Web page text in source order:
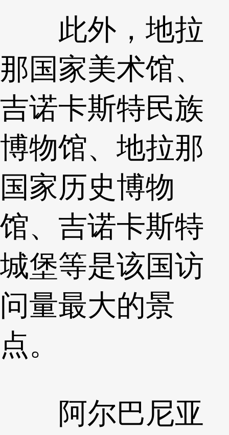
此外，地拉
那国家美术馆、
吉诺卡斯特民族
博物馆、地拉那
国家历史博物
馆、吉诺卡斯特
城堡等是该国访
问量最大的景
点。
阿尔巴尼亚